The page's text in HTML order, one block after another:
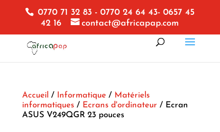
0770 71 32 83 - 0770 24 64 43- 0657 45
42 16
contact@africapap.com
Accueil / Informatique/ Matériels
informatiques/ Ecrans d'ordinateur / Ecran
ASUS V249QGR 23 pouces